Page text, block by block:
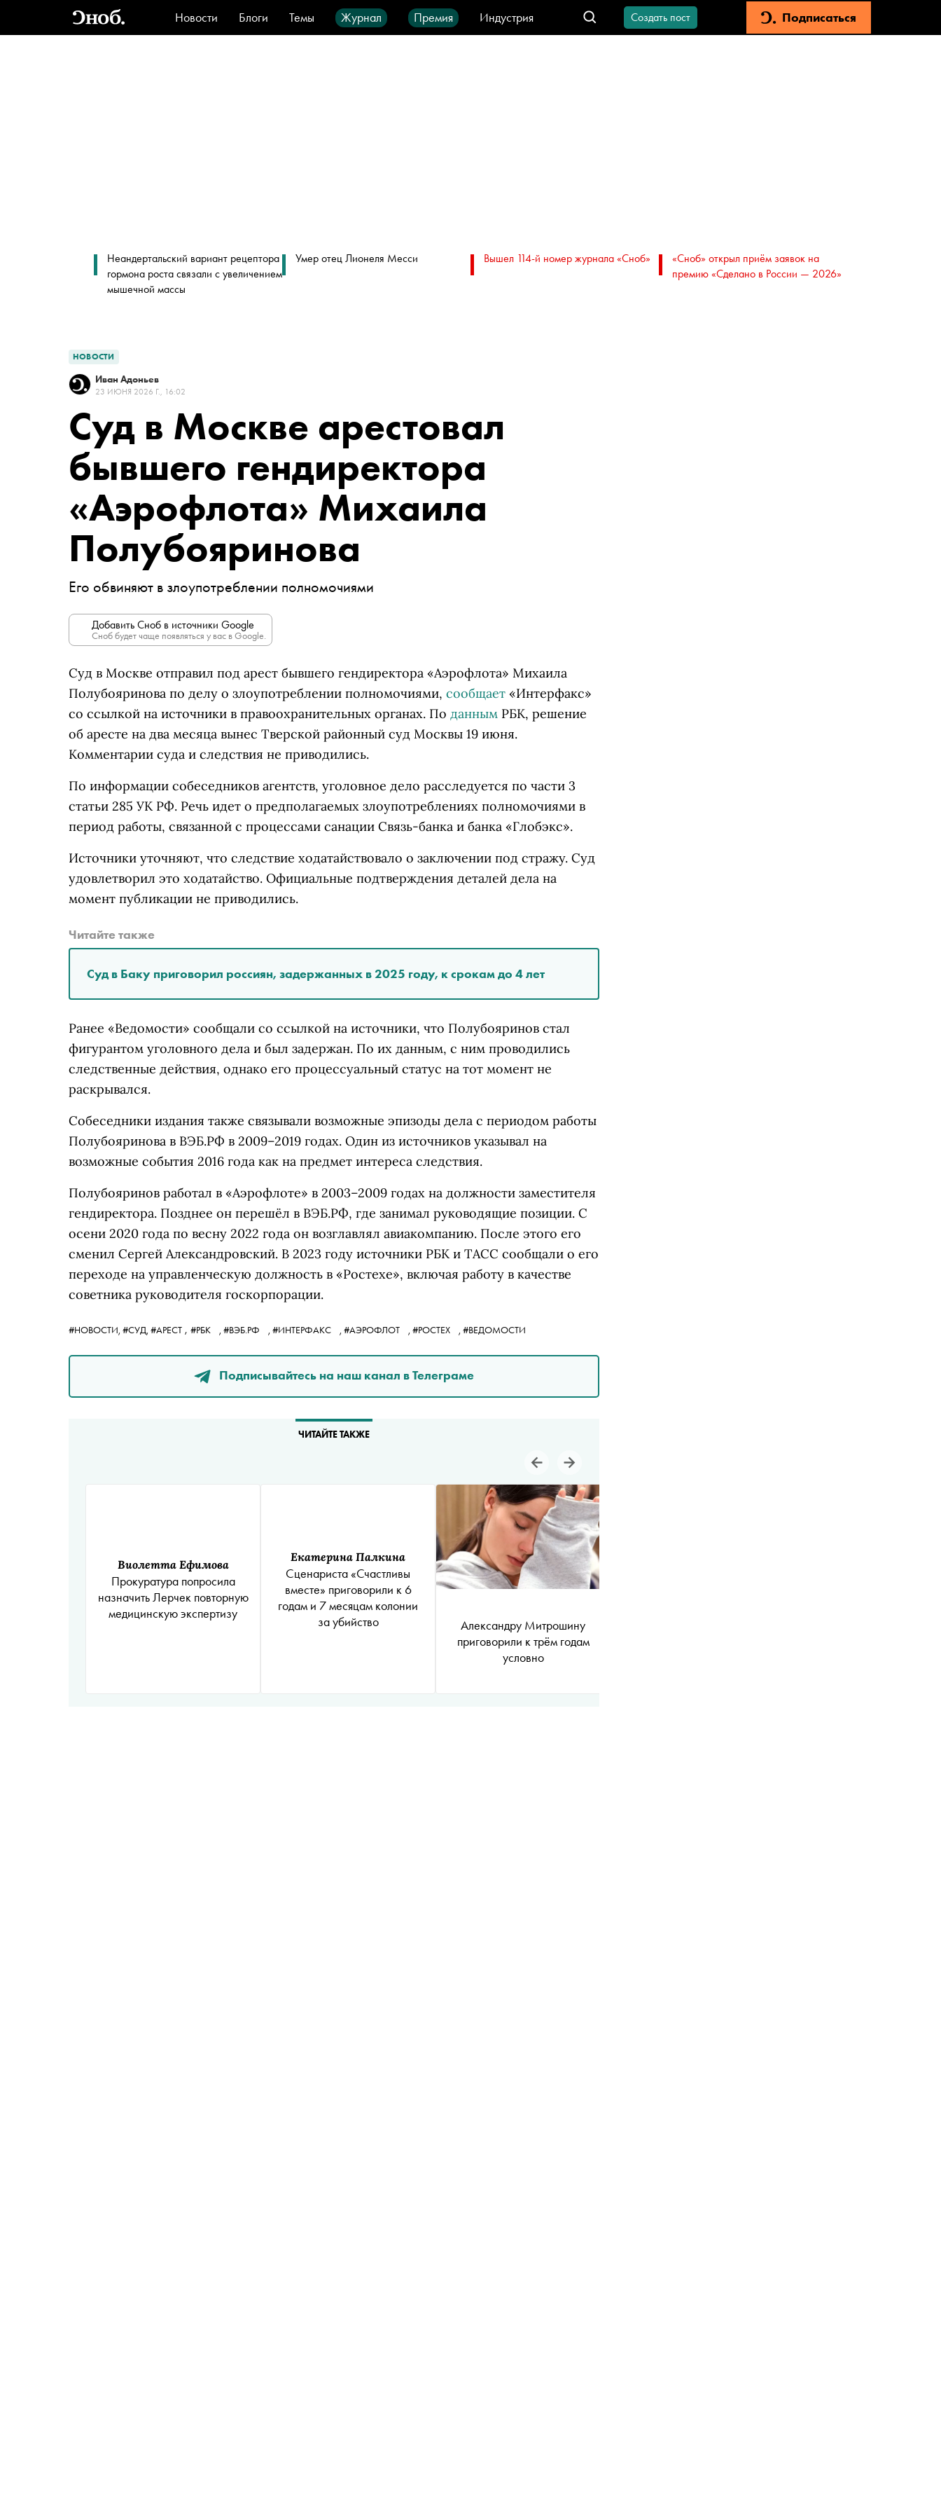
Новости Блоги Темы Журнал Премия
Индустрия
Стиль
Видео Город IT-продукты
Создать пост Подписаться
Неандертальский вариант рецептора
гормона роста связали с увеличением
мышечной массы
Умер отец Лионеля Месси Вышел 114-й номер журнала «Сноб»
«Сноб» открыл приём заявок на
премию «Сделано в России — 2026»
НОВОСТИ
Иван Адоньев
23 ИЮНЯ 2026 Г., 16:02
Суд в Москве арестовал
бывшего гендиректора
«Аэрофлота» Михаила
Полубояринова
Его обвиняют в злоупотреблении полномочиями
Добавить Сноб в источники Google
Сноб будет чаще появляться у вас в Google.
Суд в Москве отправил под арест бывшего гендиректора «Аэрофлота» Михаила
Полубояринова по делу о злоупотреблении полномочиями, сообщает «Интерфакс»
со ссылкой на источники в правоохранительных органах. По данным РБК, решение
об аресте на два месяца вынес Тверской районный суд Москвы 19 июня.
Комментарии суда и следствия не приводились.
По информации собеседников агентств, уголовное дело расследуется по части 3
статьи 285 УК РФ. Речь идет о предполагаемых злоупотреблениях полномочиями в
период работы, связанной с процессами санации Связь-банка и банка «Глобэкс».
Источники уточняют, что следствие ходатайствовало о заключении под стражу. Суд
удовлетворил это ходатайство. Официальные подтверждения деталей дела на
момент публикации не приводились.
Читайте также
Суд в Баку приговорил россиян, задержанных в 2025 году, к срокам до 4 лет
Ранее «Ведомости» сообщали со ссылкой на источники, что Полубояринов стал
фигурантом уголовного дела и был задержан. По их данным, с ним проводились
следственные действия, однако его процессуальный статус на тот момент не
раскрывался.
Собеседники издания также связывали возможные эпизоды дела с периодом работы
Полубояринова в ВЭБ.РФ в 2009–2019 годах. Один из источников указывал на
возможные события 2016 года как на предмет интереса следствия.
Полубояринов работал в «Аэрофлоте» в 2003–2009 годах на должности заместителя
гендиректора. Позднее он перешёл в ВЭБ.РФ, где занимал руководящие позиции. С
осени 2020 года по весну 2022 года он возглавлял авиакомпанию. После этого его
сменил Сергей Александровский. В 2023 году источники РБК и ТАСС сообщали о его
переходе на управленческую должность в «Ростехе», включая работу в качестве
советника руководителя госкорпорации.
#НОВОСТИ, #СУД, #АРЕСТ , #РБК , #ВЭБ.РФ , #ИНТЕРФАКС , #АЭРОФЛОТ , #РОСТЕХ , #ВЕДОМОСТИ
Подписывайтесь на наш канал в Телеграме
ЧИТАЙТЕ ТАКЖЕ
Виолетта Ефимова
Прокуратура попросила
назначить Лерчек повторную
медицинскую экспертизу
Екатерина Палкина
Сценариста «Счастливы
вместе» приговорили к 6
годам и 7 месяцам колонии
за убийство
Александру Митрошину
приговорили к трём годам
условно